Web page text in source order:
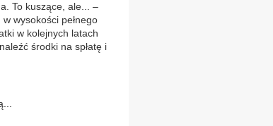
To kuszące, ale... –
wysokości pełnego
w kolejnych latach
środki na spłatę i